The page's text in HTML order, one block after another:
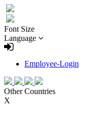
Font Size
Language
Employee-Login
Other Countries
X